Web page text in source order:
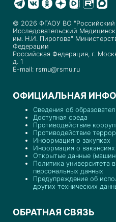
© 2026 ФГАОУ ВО "Российский
Исследовательский
им. Н.И. Пирогова"
Федерации
Российская Федерация, г.
д. 1
E-mail: rsmu@rsmu.ru
ОФИЦИАЛЬНАЯ
Сведения об
Доступная среда
Противодействие
Противодействие
Информация о закупках
Информация о вакансиях
Открытые данные
Политика университета
персональных данных
Предупреждение об
других технических
ОБРАТНАЯ СВЯЗЬ